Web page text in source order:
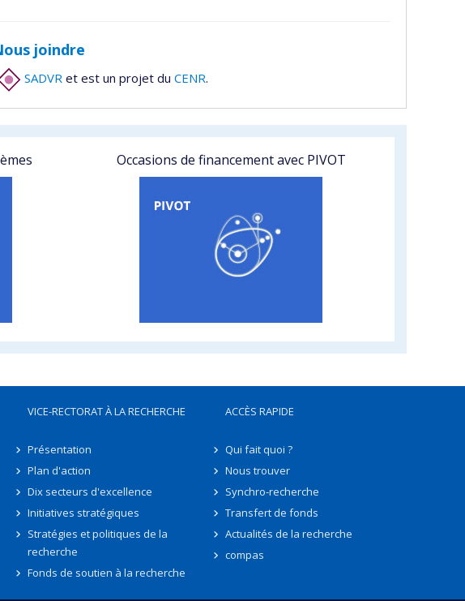
joindre
SADVRet est un projet du CENR.
Occasions de financement avec PIVOT
VICE-RECTORAT À LA RECHERCHE
Présentation
Plan d'action
Dix secteurs d'excellence
Initiatives stratégiques
Stratégies et politiques de la
recherche
Fonds de soutien à la recherche
ACCÈS RAPIDE
Qui fait quoi ?
Nous trouver
Synchro-recherche
Transfert de fonds
Actualités de la recherche
compas